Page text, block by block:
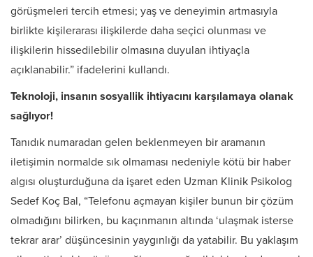
görüşmeleri tercih etmesi; yaş ve deneyimin artmasıyla
birlikte kişilerarası ilişkilerde daha seçici olunması ve
ilişkilerin hissedilebilir olmasına duyulan ihtiyaçla
açıklanabilir.” ifadelerini kullandı.
Teknoloji, insanın sosyallik ihtiyacını karşılamaya olanak
sağlıyor!
Tanıdık numaradan gelen beklenmeyen bir aramanın
iletişimin normalde sık olmaması nedeniyle kötü bir haber
algısı oluşturduğuna da işaret eden Uzman Klinik Psikolog
Sedef Koç Bal, “Telefonu açmayan kişiler bunun bir çözüm
olmadığını bilirken, bu kaçınmanın altında ‘ulaşmak isterse
tekrar arar’ düşüncesinin yaygınlığı da yatabilir. Bu yaklaşım